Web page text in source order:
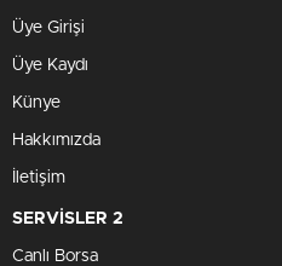
Üye Girişi
Üye Kaydı
Künye
Hakkımızda
İletişim
SERVİSLER 2
Canlı Borsa